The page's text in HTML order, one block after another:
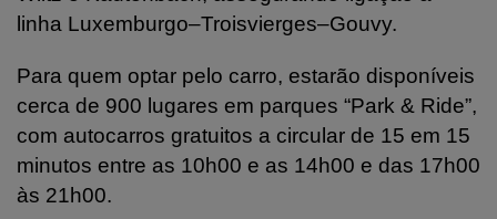
linha Luxemburgo–Troisvierges–Gouvy.
Para quem optar pelo carro, estarão disponíveis
cerca de 900 lugares em parques “Park & Ride”,
com autocarros gratuitos a circular de 15 em 15
minutos entre as 10h00 e as 14h00 e das 17h00
às 21h00.